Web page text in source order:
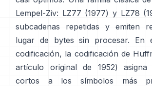
Lempel-Ziv: LZ77 (1977) y LZ78
subcadenas repetidas y emiten
lugar de bytes sin procesar. En
codificación, la codificación de
artículo original de
1952) asigna
cortos a los símbolos más